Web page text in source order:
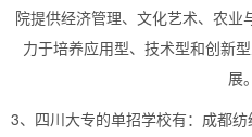
院提供经济管理、文化艺术、农
力于培养应用型、技术型和创新
展。
3、四川大专的单招学校有：成都